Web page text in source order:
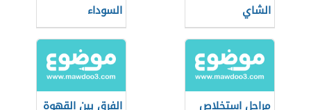
الشاي
السوداء
مراحل استخلاص
الفرق بين القهوة